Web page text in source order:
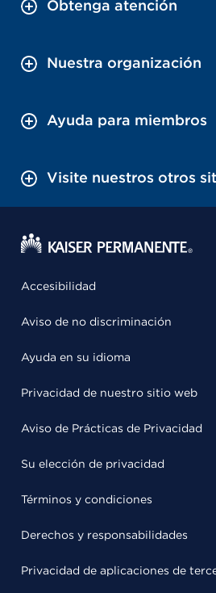
Obtenga atención
Nuestra organización
Ayuda para miembros
Visite nuestros otros
Accesibilidad
Aviso de no discriminación
Ayuda en su idioma
Privacidad de nuestro sitio web
Aviso de Prácticas de Privacidad
Su elección de privacidad
Términos y condiciones
Derechos y responsabilidades
Privacidad de aplicaciones de